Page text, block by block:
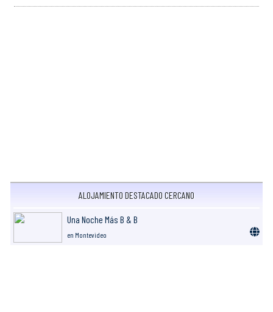
ALOJAMIENTO DESTACADO CERCANO
Una Noche Más B & B
en Montevideo